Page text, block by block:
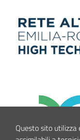
Questo sito